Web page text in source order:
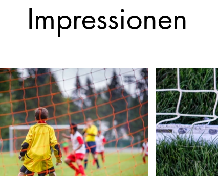
Impressionen